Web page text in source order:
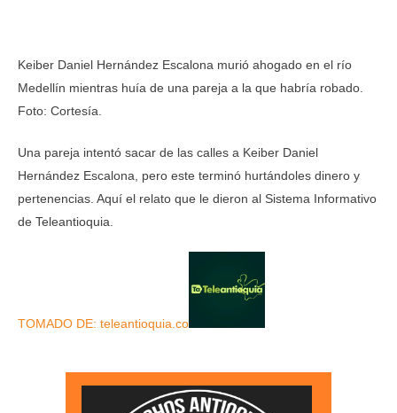
Keiber Daniel Hernández Escalona murió ahogado en el río
Medellín mientras huía de una pareja a la que habría robado.
Foto: Cortesía.
Una pareja intentó sacar de las calles a Keiber Daniel
Hernández Escalona, pero este terminó hurtándoles dinero y
pertenencias. Aquí el relato que le dieron al Sistema Informativo
de Teleantioquia.
TOMADO DE: teleantioquia.co